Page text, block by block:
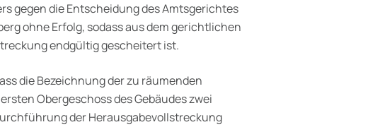
gegen die Entscheidung des Amtsgerichtes
ohne Erfolg, sodass aus dem gerichtlichen
endgültig gescheitert ist.
die Bezeichnung der zu räumenden
Obergeschoss des Gebäudes zwei
der Herausgabevollstreckung